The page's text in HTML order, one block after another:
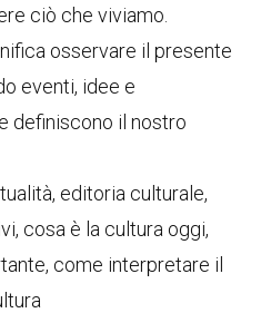
ciò che viviamo.
osservare il presente
eventi, idee e
definiscono il nostro
editoria culturale,
cosa è la cultura oggi,
come interpretare il